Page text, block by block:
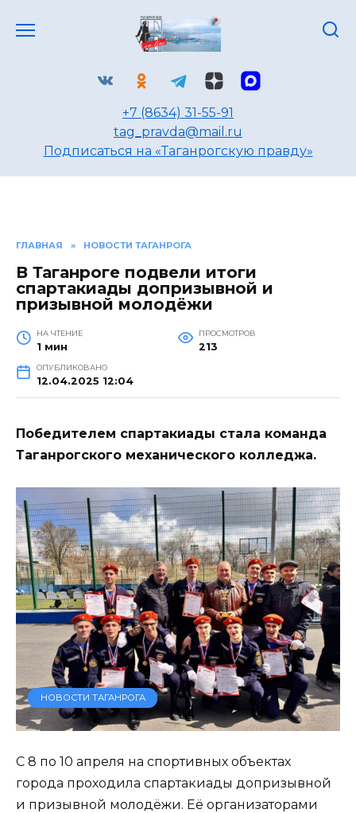
+7 (8634) 31-55-91
tag_pravda@mail.ru
Подписаться на «Таганрогскую правду»
ГЛАВНАЯ » НОВОСТИ ТАГАНРОГА
В Таганроге подвели итоги
спартакиады допризывной и
призывной молодёжи
НА ЧТЕНИЕ
1 мин
ПРОСМОТРОВ
213
ОПУБЛИКОВАНО
12.04.2025 12:04
Победителем спартакиады стала команда
Таганрогского механического колледжа.
НОВОСТИ ТАГАНРОГА
С 8 по 10 апреля на спортивных объектах
города проходила спартакиады допризывной
и призывной молодёжи. Её организаторами